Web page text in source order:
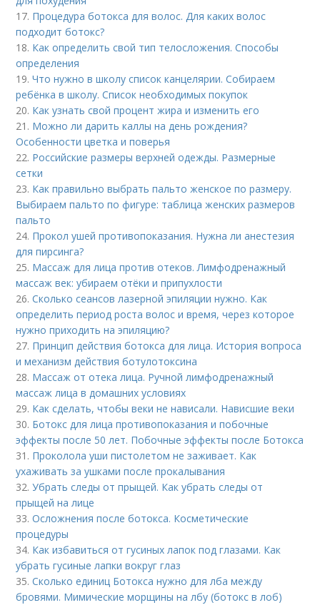
17. Процедура ботокса для волос. Для каких волос
подходит ботокс?
18. Как определить свой тип телосложения. Способы
определения
19.Что нужно в школу список канцелярии. Собираем
ребёнка в школу. Список необходимых покупок
20. Как узнать свой процент жира и изменить его
21. Можно ли дарить каллы на день рождения?
Особенности цветка и поверья
22. Российские размеры верхней одежды. Размерные
сетки
23. Как правильно выбрать пальто женское по размеру.
Выбираем пальто по фигуре: таблица женских размеров
пальто
24. Прокол ушей противопоказания. Нужна ли анестезия
для пирсинга?
25. Массаж для лица против отеков. Лимфодренажный
массаж век: убираем отёки и припухлости
26.Сколько сеансов лазерной эпиляции нужно. Как
определить период роста волос и время, через которое
нужно приходить на эпиляцию?
27. Принцип действия ботокса для лица. История вопроса
и механизм действия ботулотоксина
28. Массаж от отека лица. Ручной лимфодренажный
массаж лица в домашних условиях
29. Как сделать, чтобы веки не нависали. Нависшие веки
30. Ботокс для лица противопоказания и побочные
эффекты после 50 лет. Побочные эффекты после Ботокса
31. Проколола уши пистолетом не заживает. Как
ухаживать за ушками после прокалывания
32.Убрать следы от прыщей. Как убрать следы от
прыщей на лице
33.Осложнения после ботокса. Косметические
процедуры
34. Как избавиться от гусиных лапок под глазами. Как
убрать гусиные лапки вокруг глаз
35.Сколько единиц Ботокса нужно для лба между
бровями. Мимические морщины на лбу (ботокс в лоб)